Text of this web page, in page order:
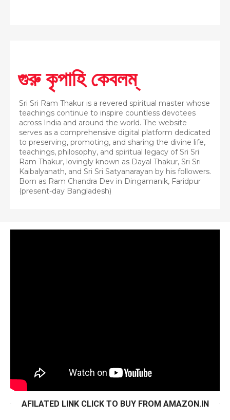
গুরু কৃপাহি কেবলম্
Sri Sri Ram Thakur is a revered spiritual master whose
teachings continue to inspire countless devotees
across India and around the world. The website
serves as a comprehensive digital platform dedicated
to preserving, promoting, and sharing the divine life,
teachings, philosophy, and spiritual legacy of Sri Sri
Ram Thakur, lovingly known as Dayal Thakur, Sri Sri
Kaibalyanath, and Sri Sri Satyanarayan by his followers.
Born as Ram Chandra Dev in Dingamanik, Faridpur
(present-day Bangladesh)
AFILATED LINK CLICK TO BUY FROM AMAZON.IN